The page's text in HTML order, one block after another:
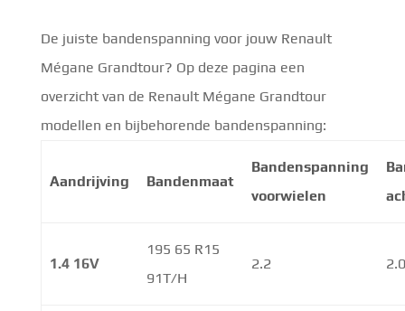
De juiste bandenspanning voor jouw Renault
Mégane Grandtour? Op deze pagina een
overzicht van de Renault Mégane Grandtour
modellen en bijbehorende bandenspanning:
Aandrijving Bandenmaat
Bandenspanning
voorwielen
1.4 16V
195 65 R15
91T/H
2.2